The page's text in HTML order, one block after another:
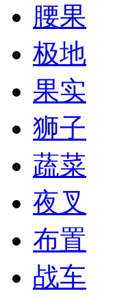
腰果
极地
果实
狮子
蔬菜
夜叉
布置
战车